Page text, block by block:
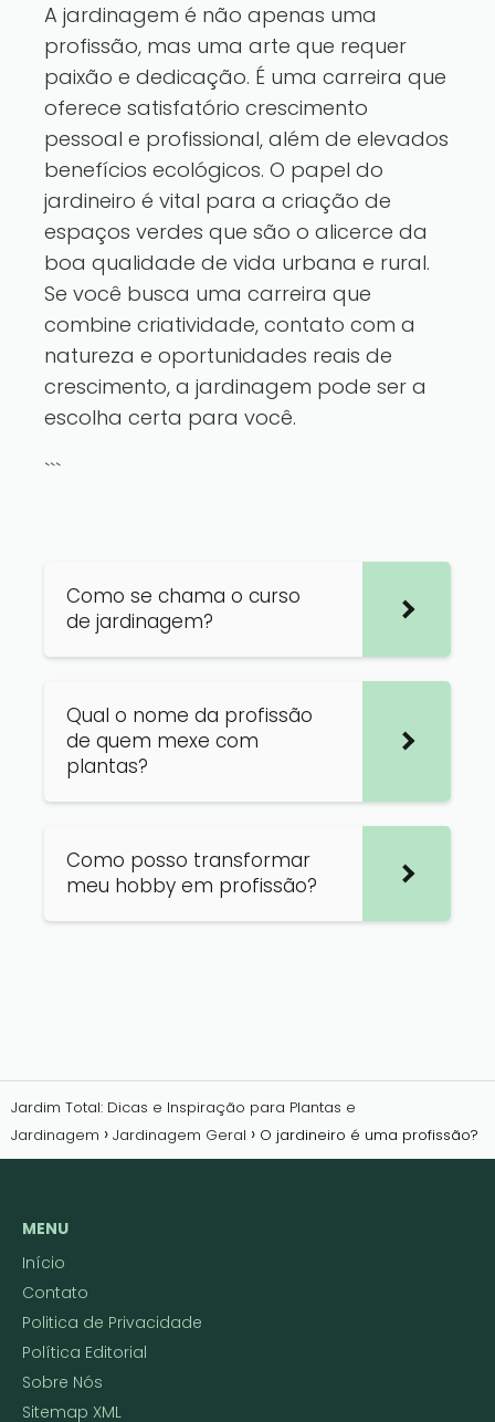
A jardinagem é não apenas uma
profissão, mas uma arte que requer
paixão e dedicação. É uma carreira que
oferece satisfatório crescimento
pessoal e profissional, além de elevados
benefícios ecológicos. O papel do
jardineiro é vital para a criação de
espaços verdes que são o alicerce da
boa qualidade de vida urbana e rural.
Se você busca uma carreira que
combine criatividade, contato com a
natureza e oportunidades reais de
crescimento, a jardinagem pode ser a
escolha certa para você.
```
Como se chama o curso
de jardinagem?
Qual o nome da profissão
de quem mexe com
plantas?
Como posso transformar
meu hobby em profissão?
Jardim Total: Dicas e Inspiração para Plantas e
Jardinagem
Jardinagem Geral O jardineiro é uma profissão?
MENU
Início
Contato
Politica de Privacidade
Política Editorial
Sobre Nós
Sitemap XML